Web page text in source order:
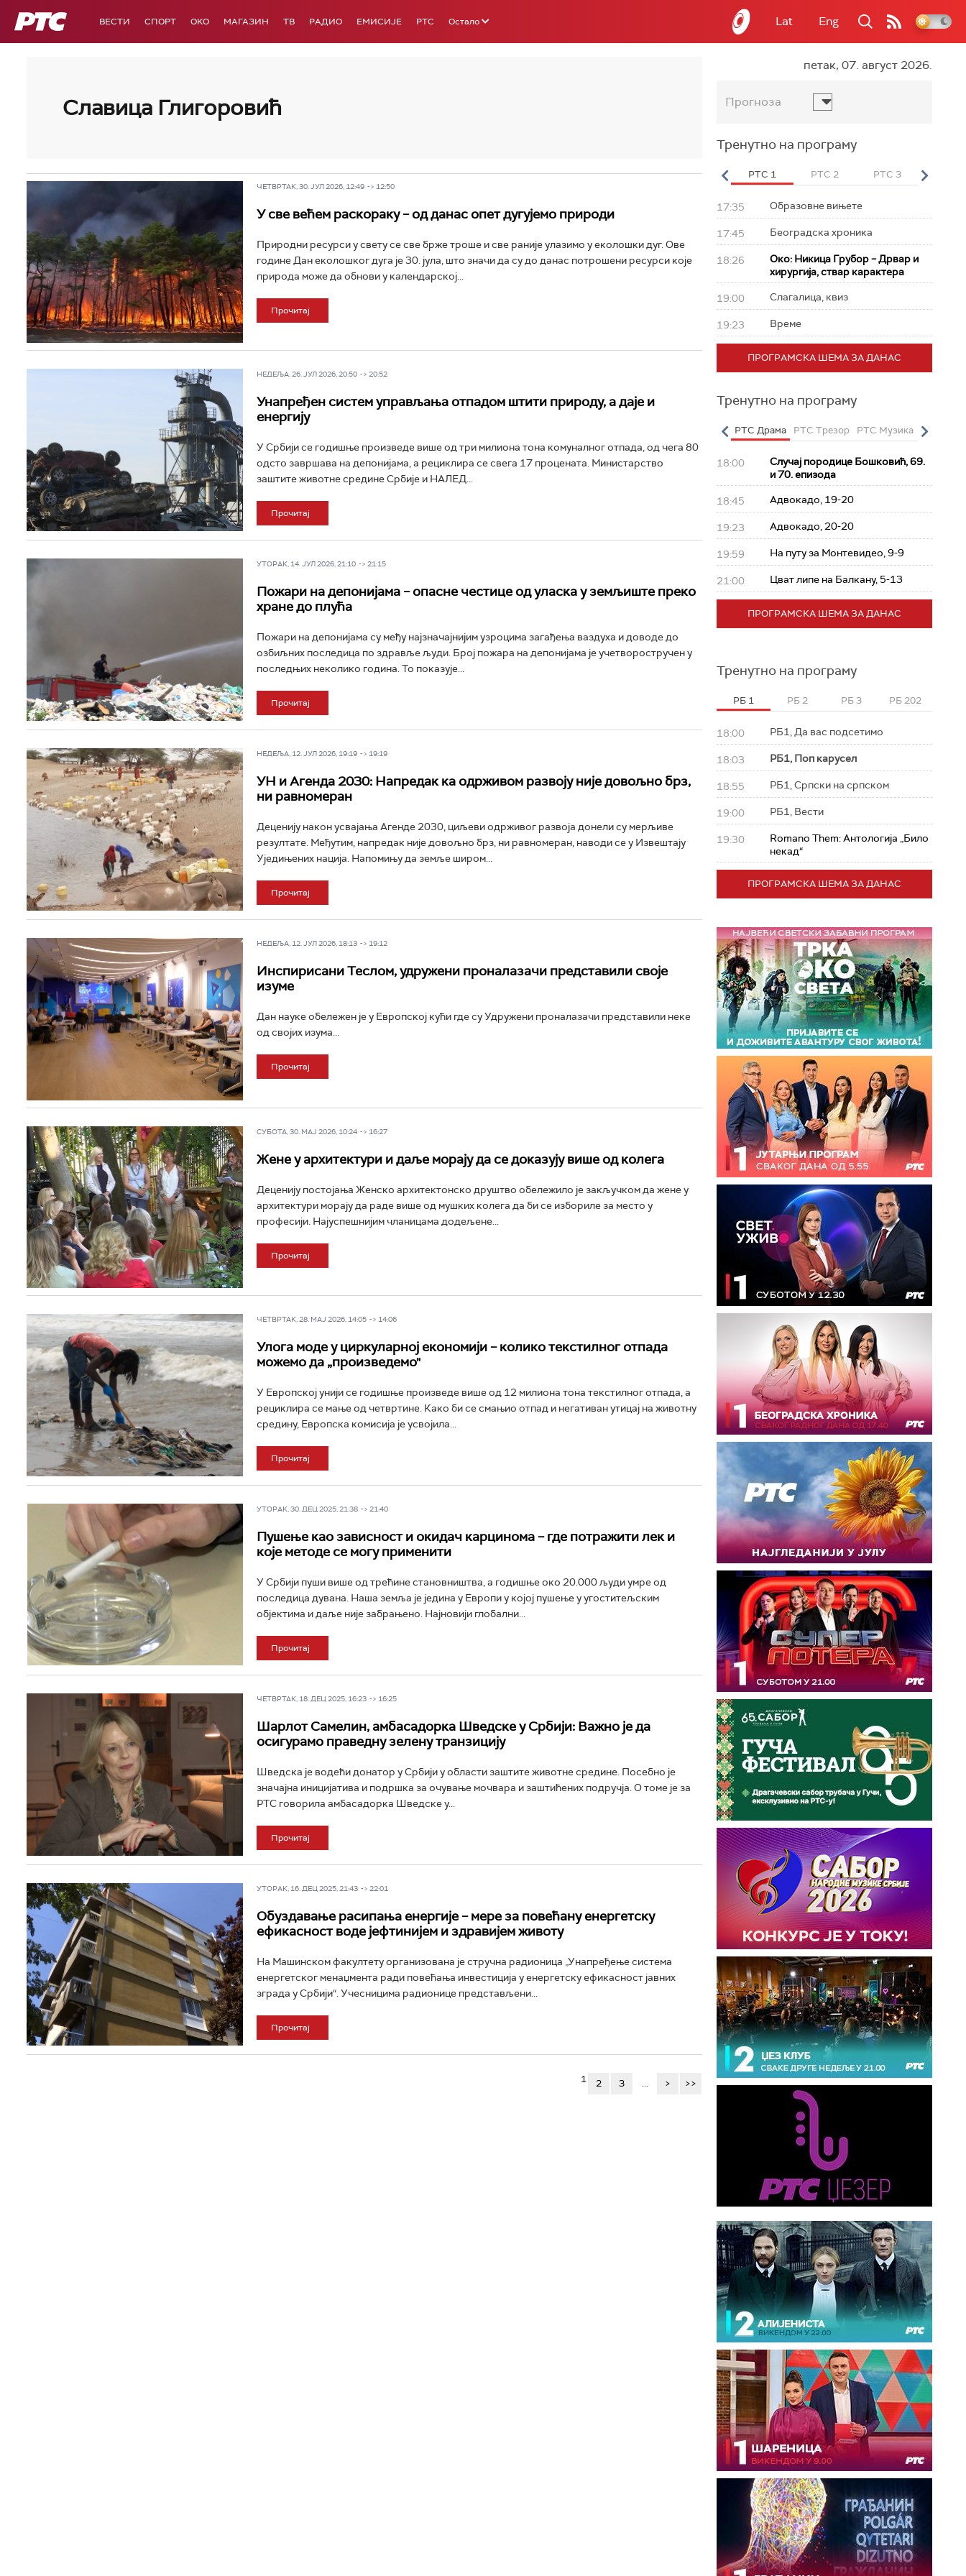
РТС ВЕСТИ СПОРТ OKO МАГАЗИН ТВ РАДИО ЕМИСИЈЕ РТС Остало Lat Eng
Славица Глигоровић
ЧЕТВРТАК, 30. ЈУЛ 2026, 12:49 -> 12:50
У све већем раскораку – од данас опет дугујемо природи
Природни ресурси у свету се све брже троше и све раније улазимо у еколошки дуг. Ове
године Дан еколошког дуга је 30. јула, што значи да су до данас потрошени ресурси које
природа може да обнови у календарској...
Прочитај
НЕДЕЉА, 26. ЈУЛ 2026, 20:50 -> 20:52
Унапређен систем управљања отпадом штити природу, а даје и
енергију
У Србији се годишње произведе више од три милиона тона комуналног отпада, од чега 80
одсто завршава на депонијама, а рециклира се свега 17 процената. Министарство
заштите животне средине Србије и НАЛЕД...
Прочитај
УТОРАК, 14. ЈУЛ 2026, 21:10 -> 21:15
Пожари на депонијама – опасне честице од уласка у земљиште преко
хране до плућа
Пожари на депонијама су међу најзначајнијим узроцима загађења ваздуха и доводе до
озбиљних последица по здравље људи. Број пожара на депонијама је учетворостручен у
последњих неколико година. То показује...
Прочитај
НЕДЕЉА, 12. ЈУЛ 2026, 19:19 -> 19:19
УН и Агенда 2030: Напредак ка одрживом развоју није довољно брз,
ни равномеран
Деценију након усвајања Агенде 2030, циљеви одрживог развоја донели су мерљиве
резултате. Међутим, напредак није довољно брз, ни равномеран, наводи се у Извештају
Уједињених нација. Напомињу да земље широм...
Прочитај
НЕДЕЉА, 12. ЈУЛ 2026, 18:13 -> 19:12
Инспирисани Теслом, удружени проналазачи представили своје
изуме
Дан науке обележен је у Европској кући где су Удружени проналазачи представили неке
од својих изума...
Прочитај
СУБОТА, 30. МАЈ 2026, 10:24 -> 16:27
Жене у архитектури и даље морају да се доказују више од колега
Деценију постојања Женско архитектонско друштво обележило је закључком да жене у
архитектури морају да раде више од мушких колега да би се избориле за место у
професији. Најуспешнијим чланицама додељене...
Прочитај
ЧЕТВРТАК, 28. МАЈ 2026, 14:05 -> 14:06
Улога моде у циркуларној економији – колико текстилног отпада
можемо да „произведемо"
У Европској унији се годишње произведе више од 12 милиона тона текстилног отпада, а
рециклира се мање од четвртине. Како би се смањио отпад и негативан утицај на животну
средину, Европска комисија је усвојила...
Прочитај
УТОРАК, 30. ДЕЦ 2025, 21:38 -> 21:40
Пушење као зависност и окидач карцинома – где потражити лек и
које методе се могу применити
У Србији пуши више од трећине становништва, а годишње око 20.000 људи умре од
последица дувана. Наша земља је једина у Европи у којој пушење у угоститељским
објектима и даље није забрањено. Најновији глобални...
Прочитај
ЧЕТВРТАК, 18. ДЕЦ 2025, 16:23 -> 16:25
Шарлот Самелин, амбасадорка Шведске у Србији: Важно је да
осигурамо праведну зелену транзицију
Шведска је водећи донатор у Србији у области заштите животне средине. Посебно је
значајна иницијатива и подршка за очување мочвара и заштићених подручја. О томе је за
РТС говорила амбасадорка Шведске у...
Прочитај
УТОРАК, 16. ДЕЦ 2025, 21:43 -> 22:01
Обуздавање расипања енергије – мере за повећану енергетску
ефикасност воде јефтинијем и здравијем животу
На Машинском факултету организована је стручна радионица „Унапређење система
енергетског менаџмента ради повећања инвестиција у енергетску ефикасност јавних
зграда у Србији“. Учесницима радионице представљени...
Прочитај
1 2 3 ... > >>
петак, 07. август 2026.
Прогноза
Тренутно на програму
РТС 3 РТС Свет РТС HD РТС 1 РТС 2 РТС 3 РТС
17:35 Образовне вињете
17:45 Београдска хроника
18:26
Око: Никица Грубор – Дрвар и
хирургија, ствар карактера
19:00 Слагалица, квиз
19:23 Време
ПРОГРАМСКА ШЕМА ЗА ДАНАС
Тренутно на програму
РТС Полетарац РТС Драма РТС Трезор РТС Музика РТС
18:00
Случај породице Бошковић, 69.
и 70. епизода
18:45 Адвокадо, 19-20
19:23 Адвокадо, 20-20
19:59 На путу за Монтевидео, 9-9
21:00 Цват липе на Балкану, 5-13
ПРОГРАМСКА ШЕМА ЗА ДАНАС
Тренутно на програму
РБ 1 РБ 2 РБ 3 РБ 202
18:00 РБ1, Да вас подсетимо
18:03 РБ1, Поп карусел
18:55 РБ1, Српски на српском
19:00 РБ1, Вести
19:30
Romano Them: Антологија „Било
некад“
ПРОГРАМСКА ШЕМА ЗА ДАНАС